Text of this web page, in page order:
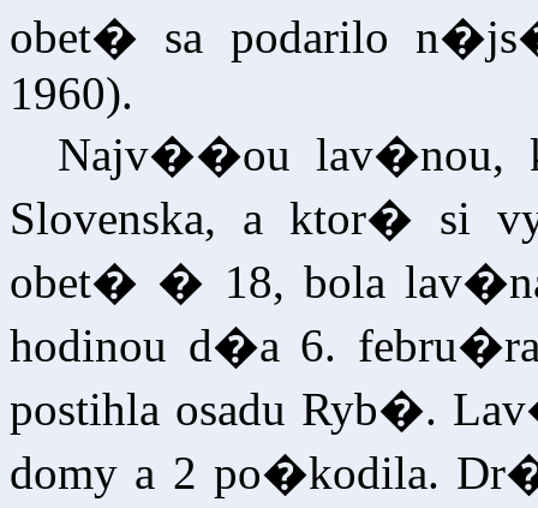
obet� sa podarilo
1960).
Najv��ou lav�nou,
Slovenska, a ktor� si
obet� � 18, bola
hodinou d�a 6.
postihla osadu Ryb�.
domy a 2 po�kodila.